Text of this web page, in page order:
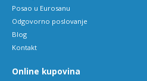
Posao u Eurosanu
Odgovorno poslovanje
Blog
Kontakt
Online kupovina